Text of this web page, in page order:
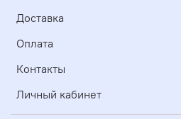
Доставка
Оплата
Контакты
Личный кабинет